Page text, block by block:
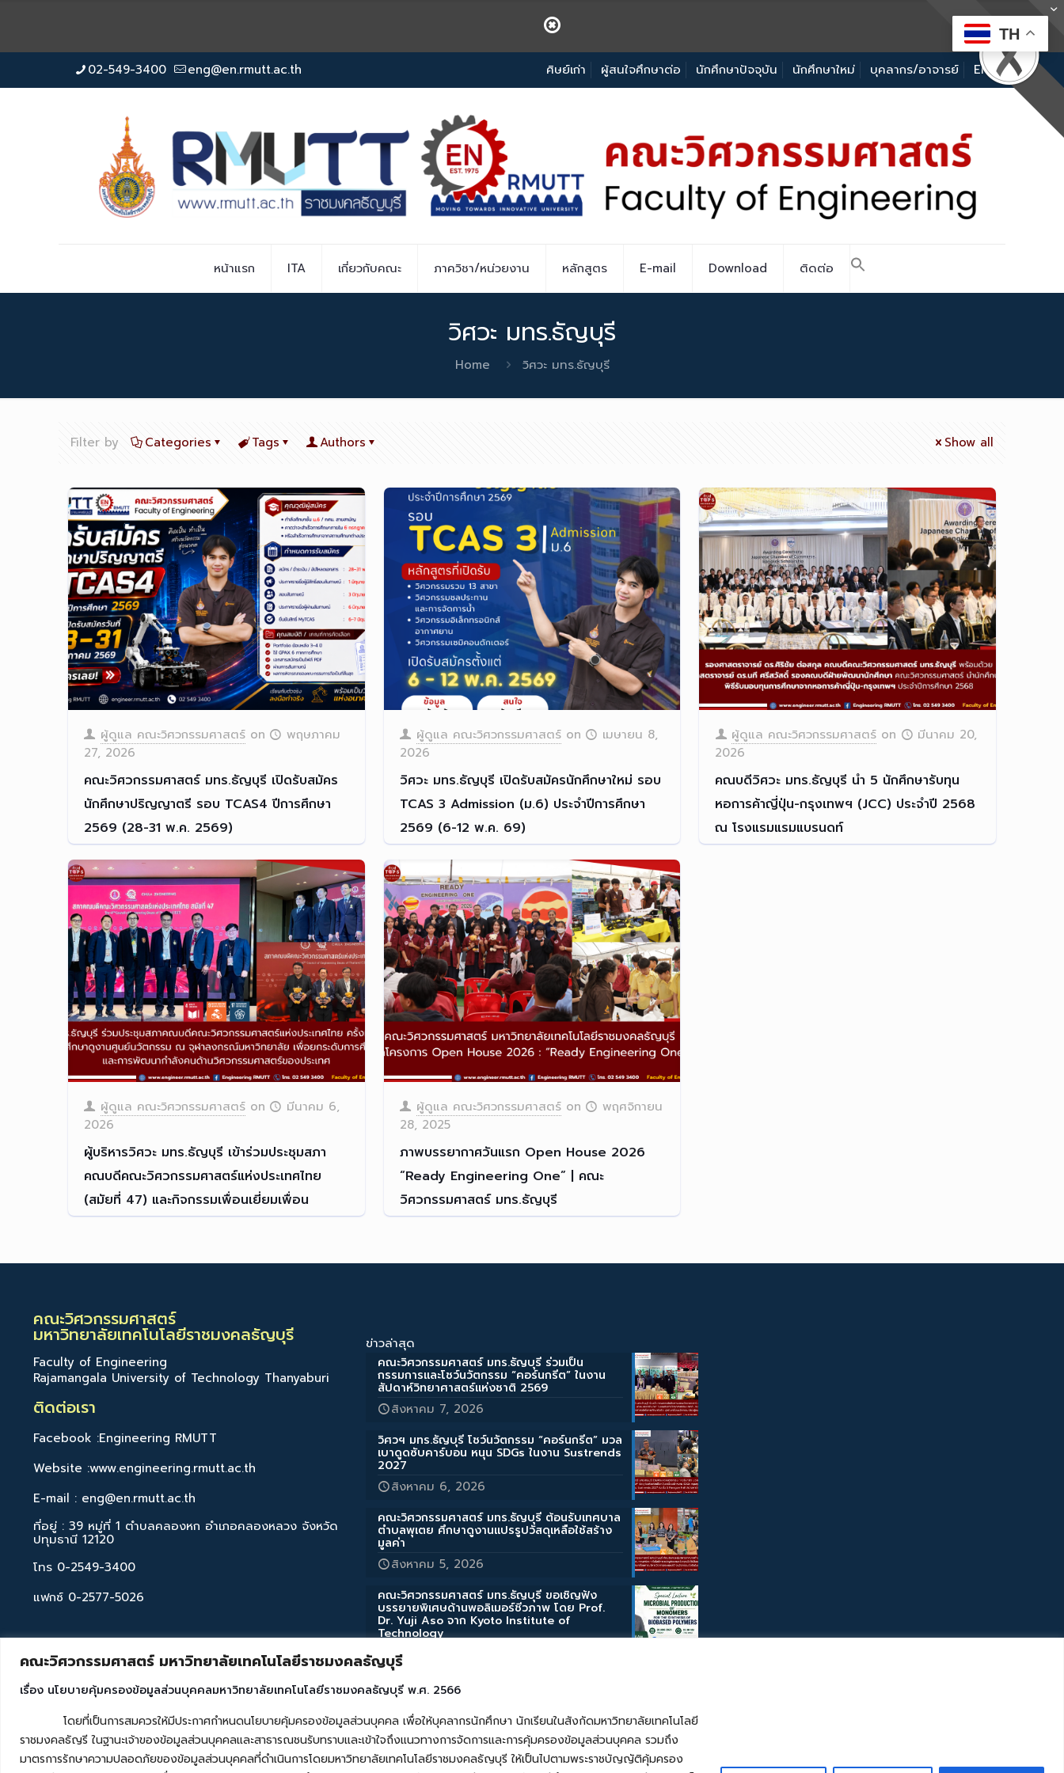
คณะวิศวกรรมศาสตร์ มหาวิทยาลัยเทคโนโลยีราชมงคลธัญบุรี
เรื่อง นโยบายคุ้มครองข้อมูลส่วนบุคคลมหาวิทยาลัยเทคโนโลยีราชมงคลธัญบุรี พ.ศ. 2566
โดยที่เป็นการสมควรให้มีประกาศกำหนดนโยบายคุ้มครองข้อมูลส่วนบุคคล เพื่อให้บุคลากรนักศึกษา นักเรียนในสังกัดมหาวิทยาลัยเทคโนโลยี
ราชมงคลธัญรี ในฐานะเจ้าของข้อมูลส่วนบุคคลและสาธารณชนรับทราบและเข้าใจถึงแนวทางการจัดการและการคุ้มครองข้อมูลส่วนบุคคล รวมถึง
มาตรการรักษาความปลอดภัยของข้อมูลส่วนบุคคลที่ดำเนินการโดยมหาวิทยาลัยเทคโนโลยีราชมงคลธัญบุรี ให้เป็นไปตามพระราชบัญญัติคุ้มครอง
02-549-3400 eng@en.rmutt.ac.th ศิษย์เก่า ผู้สนใจศึกษาต่อ นักศึกษาปัจจุบัน นักศึกษาใหม่ บุคลากร/อาจารย์ EN
หน้าแรก ITA เกี่ยวกับคณะ ภาควิชา/หน่วยงาน หลักสูตร E-mail Download ติดต่อ
วิศวะ มทร.ธัญบุรี
Home วิศวะ มทร.ธัญบุรี
Filter by Categories Tags Authors Show all
ผู้ดูแล คณะวิศวกรรมศาสตร์ on
พฤษภาคม
27, 2026
คณะวิศวกรรมศาสตร์ มทร.ธัญบุรี เปิดรับสมัคร
นักศึกษาปริญญาตรี รอบ TCAS4 ปีการศึกษา
2569 (28-31 พ.ค. 2569)
คณะวิศวกรรมศาสตร์ มทร.ธัญบ[…]
Read more
ผู้ดูแล คณะวิศวกรรมศาสตร์ on
เมษายน 8,
2026
วิศวะ มทร.ธัญบุรี เปิดรับสมัครนักศึกษาใหม่ รอบ
TCAS 3 Admission (ม.6) ประจำปีการศึกษา
2569 (6-12 พ.ค. 69)
วิศวะ มทร.ธัญบุรี เปิดรับส
Read more
ผู้ดูแล คณะวิศวกรรมศาสตร์ on
มีนาคม 20,
2026
คณบดีวิศวะ มทร.ธัญบุรี นำ 5 นักศึกษารับทุน
หอการค้าญี่ปุ่น-กรุงเทพฯ (JCC) ประจำปี 2568
ณ โรงแรมแรมแบรนดท์
ผู้ดูแล คณะวิศวกรรมศาสตร์ on
มีนาคม 6,
2026
ผู้บริหารวิศวะ มทร.ธัญบุรี เข้าร่วมประชุมสภา
คณบดีคณะวิศวกรรมศาสตร์แห่งประเทศไทย
(สมัยที่ 47) และกิจกรรมเพื่อนเยี่ยมเพื่อน
ผู้ดูแล คณะวิศวกรรมศาสตร์ on
พฤศจิกายน
28, 2025
ภาพบรรยากาศวันแรก Open House 2026
“Ready Engineering One” | คณะ
วิศวกรรมศาสตร์ มทร.ธัญบุรี
คณะวิศวกรรมศาสตร์
มหาวิทยาลัยเทคโนโลยีราชมงคลธัญบุรี
Faculty of Engineering
Rajamangala University of Technology Thanyaburi
ติดต่อเรา
Facebook :Engineering RMUTT
Website :www.engineering.rmutt.ac.th
E-mail : eng@en.rmutt.ac.th
ที่อยู่ : 39 หมู่ที่ 1 ตำบลคลองหก อำเภอคลองหลวง จังหวัด
ปทุมธานี 12120
โทร 0-2549-3400
แฟกซ์ 0-2577-5026
ข่าวล่าสุด
คณะวิศวกรรมศาสตร์ มทร.ธัญบุรี ร่วมเป็น
กรรมการและโชว์นวัตกรรม “คอร์นกรีต” ในงาน
สัปดาห์วิทยาศาสตร์แห่งชาติ 2569
สิงหาคม 7, 2026
วิศวฯ มทร.ธัญบุรี โชว์นวัตกรรม “คอร์นกรีต” มวล
เบาดูดซับคาร์บอน หนุน SDGs ในงาน Sustrends
2027
สิงหาคม 6, 2026
คณะวิศวกรรมศาสตร์ มทร.ธัญบุรี ต้อนรับเทศบาล
ตำบลพุเตย ศึกษาดูงานแปรรูปวัสดุเหลือใช้สร้าง
มูลค่า
สิงหาคม 5, 2026
คณะวิศวกรรมศาสตร์ มทร.ธัญบุรี ขอเชิญฟัง
บรรยายพิเศษด้านพอลิเมอร์ชีวภาพ โดย Prof.
Dr. Yuji Aso จาก Kyoto Institute of
Technology
สิงหาคม 3, 2026
คณะวิศวกรรมศาสตร์ มทร.ธัญบุรี ขอเชิญฟัง
บรรยายพิเศษด้านสิ่งแวดล้อมและการเกษตร โดย
Assoc. Prof. Takahashi Katsuyuki จาก Iwate
University
สิงหาคม 3, 2026
TH